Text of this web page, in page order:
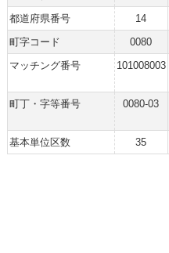
都道府県番号
14
町字コード
0080
マッチング番号
101008003
町丁・字等番号 0080-03
基本単位区数 35